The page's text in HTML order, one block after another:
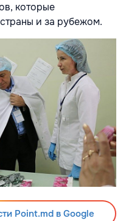
которые
и за рубежом.
Point.md в Google